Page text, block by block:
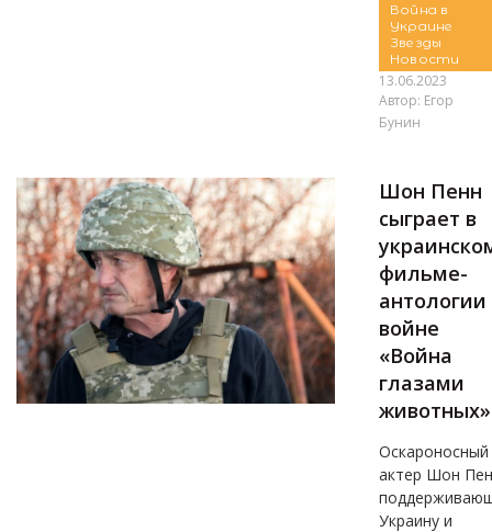
Война в
Украине
Звезды
Новости
13.06.2023
Автор: Егор
Бунин
Шон Пенн
сыграет в
фильме-
антологии
войне
«Война
глазами
животных»
Оскароносный
актер Шон
Украину и